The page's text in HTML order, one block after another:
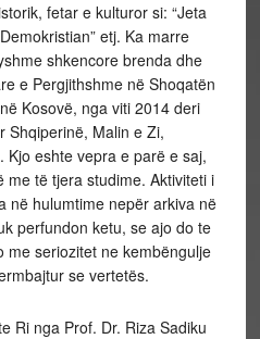
fetar e kulturor si: “Jeta
etj. Ka marre
shkencore brenda dhe
e Pergjithshme në Shoqatën
Kosovë, nga viti 2014 deri
Shqiperinë, Malin e Zi,
eshte vepra e parë e saj,
të tjera studime. Aktiviteti i
në hulumtime nepër arkiva në
perfundon ketu, se ajo do te
me seriozitet ne kembëngulje
se vertetës.
Ri nga Prof. Dr. Riza Sadiku